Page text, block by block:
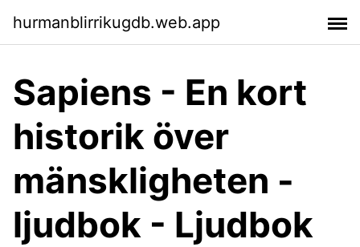
hurmanblirrikugdb.web.app
Sapiens - En kort
historik över
mänskligheten -
ljudbok - Ljudbok